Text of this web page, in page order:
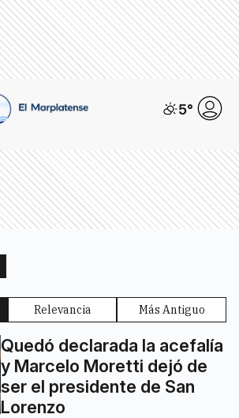
5°
Relevancia Más Antiguo
Quedó declarada la acefalía
y Marcelo Moretti dejó de
ser el presidente de San
Lorenzo